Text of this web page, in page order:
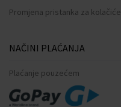
Promjena pristanka za kolačiće
NAČINI PLAĆANJA
Plaćanje pouzećem